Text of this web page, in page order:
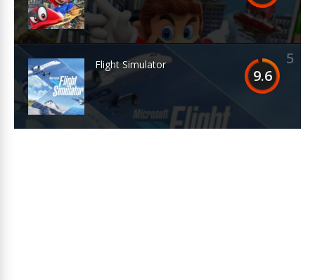
5
9.6
Flight Simulator